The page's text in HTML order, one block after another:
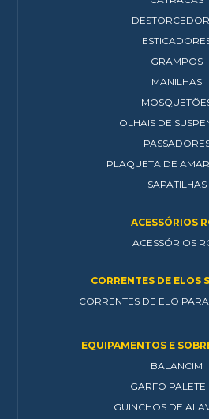
GRAMPOS
MANILHAS
OLHAIS DE
PLAQUETA DE
SAPATILHAS
ACESSÓRIOS
ACESSÓRIOS
CORRENTES DE ELOS
CORRENTES DE ELO
EQUIPAMENTOS E
BALANCIM
GARFO
GUINCHOS DE